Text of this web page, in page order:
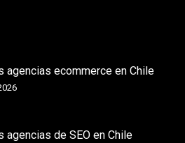
agencias ecommerce en Chile
agencias de SEO en Chile